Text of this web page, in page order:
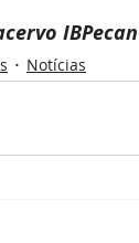
IBPecan
Notícias